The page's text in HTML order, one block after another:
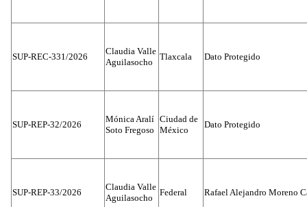
SUP-REC-331/2026
Claudia Valle
Aguilasocho
Tlaxcala Dato Protegido
SUP-REP-32/2026
Mónica Aralí
Soto Fregoso
Ciudad de
México
Dato Protegido
SUP-REP-33/2026
Claudia Valle
Aguilasocho
Federal Rafael Alejandro Moreno